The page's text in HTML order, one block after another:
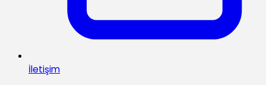
İletişim